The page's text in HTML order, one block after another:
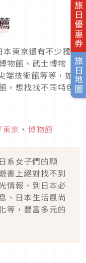
旅日優惠券
旅日地圖
東京還有不少獨
物館、武士博物
端技術館等等，如
，想找找不同特色
京 、 博物館
系女子們的願
書上絕對找不到
情報、到日本必
、日本生活風尚
等，豐富多元的